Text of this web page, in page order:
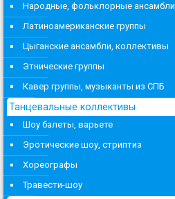
Народные, фольклорные ансамбли
Латиноамериканские группы
Цыганские ансамбли, коллективы
Этнические группы
Кавер группы, музыканты из СПБ
Танцевальные коллективы
Шоу балеты, варьете
Эротические шоу, стриптиз
Хореографы
Травести-шоу